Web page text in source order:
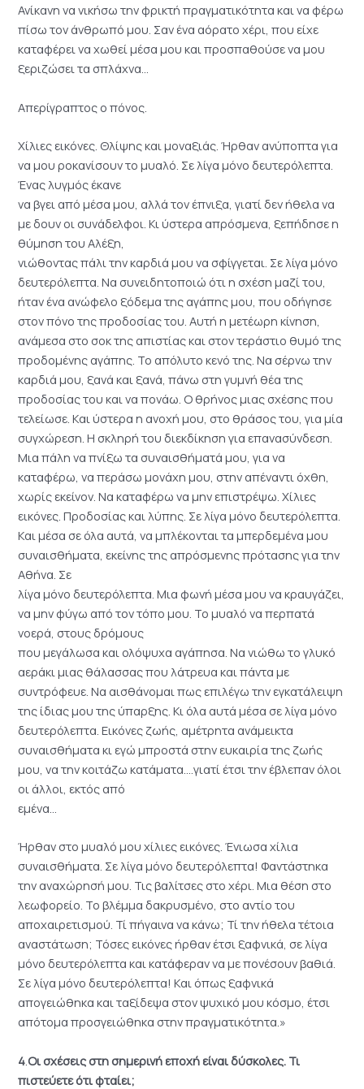
Ανίκανη να νικήσω την φρικτή πραγματικότητα και να φέρω
πίσω τον άνθρωπό μου. Σαν ένα αόρατο χέρι, που είχε
καταφέρει να χωθεί μέσα μου και προσπαθούσε να μου
ξεριζώσει τα σπλάχνα…
Απερίγραπτος ο πόνος.
Χίλιες εικόνες. Θλίψης και μοναξιάς. Ήρθαν ανύποπτα για
να μου ροκανίσουν το μυαλό. Σε λίγα μόνο δευτερόλεπτα.
Ένας λυγμός έκανε
να βγει από μέσα μου, αλλά τον έπνιξα, γιατί δεν ήθελα να
με δουν οι συνάδελφοι. Κι ύστερα απρόσμενα, ξεπήδησε η
θύμηση του Αλέξη,
νιώθοντας πάλι την καρδιά μου να σφίγγεται. Σε λίγα μόνο
δευτερόλεπτα. Να συνειδητοποιώ ότι η σχέση μαζί του,
ήταν ένα ανώφελο ξόδεμα της αγάπης μου, που οδήγησε
στον πόνο της προδοσίας του. Αυτή η μετέωρη κίνηση,
ανάμεσα στο σοκ της απιστίας και στον τεράστιο θυμό της
προδομένης αγάπης. Το απόλυτο κενό της. Να σέρνω την
καρδιά μου, ξανά και ξανά, πάνω στη γυμνή θέα της
προδοσίας του και να πονάω. Ο θρήνος μιας σχέσης που
τελείωσε. Και ύστερα η ανοχή μου, στο θράσος του, για μία
συγχώρεση. Η σκληρή του διεκδίκηση για επανασύνδεση.
Μια πάλη να πνίξω τα συναισθήματά μου, για να
καταφέρω, να περάσω μονάχη μου, στην απέναντι όχθη,
χωρίς εκείνον. Να καταφέρω να μην επιστρέψω. Χίλιες
εικόνες. Προδοσίας και λύπης. Σε λίγα μόνο δευτερόλεπτα.
Και μέσα σε όλα αυτά, να μπλέκονται τα μπερδεμένα μου
συναισθήματα, εκείνης της απρόσμενης πρότασης για την
Αθήνα. Σε
λίγα μόνο δευτερόλεπτα. Μια φωνή μέσα μου να κραυγάζει,
να μην φύγω από τον τόπο μου. Το μυαλό να περπατά
νοερά, στους δρόμους
που μεγάλωσα και ολόψυχα αγάπησα. Να νιώθω το γλυκό
αεράκι μιας θάλασσας που λάτρευα και πάντα με
συντρόφευε. Να αισθάνομαι πως επιλέγω την εγκατάλειψη
της ίδιας μου της ύπαρξης. Κι όλα αυτά μέσα σε λίγα μόνο
δευτερόλεπτα. Εικόνες ζωής, αμέτρητα ανάμεικτα
συναισθήματα κι εγώ μπροστά στην ευκαιρία της ζωής
μου, να την κοιτάζω κατάματα….γιατί έτσι την έβλεπαν όλοι
οι άλλοι, εκτός από
εμένα…
Ήρθαν στο μυαλό μου χίλιες εικόνες. Ένιωσα χίλια
συναισθήματα. Σε λίγα μόνο δευτερόλεπτα! Φαντάστηκα
την αναχώρησή μου. Τις βαλίτσες στο χέρι. Μια θέση στο
λεωφορείο. Το βλέμμα δακρυσμένο, στο αντίο του
αποχαιρετισμού. Τί πήγαινα να κάνω; Τί την ήθελα τέτοια
αναστάτωση; Τόσες εικόνες ήρθαν έτσι ξαφνικά, σε λίγα
μόνο δευτερόλεπτα και κατάφεραν να με πονέσουν βαθιά.
Σε λίγα μόνο δευτερόλεπτα! Και όπως ξαφνικά
απογειώθηκα και ταξίδεψα στον ψυχικό μου κόσμο, έτσι
απότομα προσγειώθηκα στην πραγματικότητα.»
4 Οι σχέσεις στη σημερινή εποχή είναι δύσκολες. Τι
πιστεύετε ότι φταίει;